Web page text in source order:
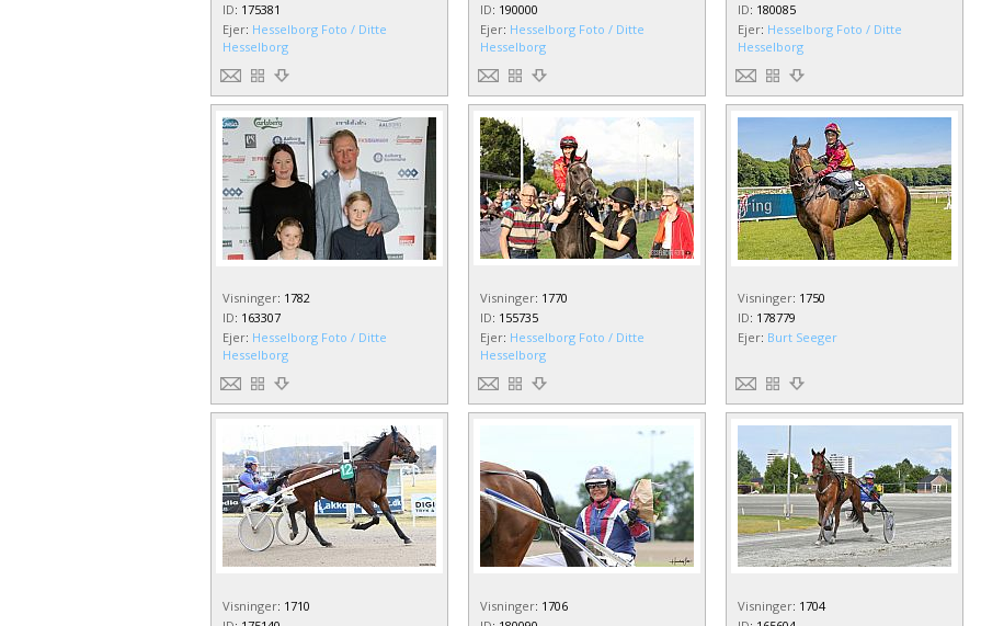
ID: 175381
Ejer: Hesselborg Foto / Ditte
Hesselborg
ID: 190000
Ejer: Hesselborg Foto / Ditte
Hesselborg
ID: 180085
Ejer: Hesselborg Foto / Ditte
Hesselborg
Visninger: 1782
ID: 163307
Ejer: Hesselborg Foto / Ditte
Hesselborg
Visninger: 1770
ID: 155735
Ejer: Hesselborg Foto / Ditte
Hesselborg
Visninger: 1750
ID: 178779
Ejer: Burt Seeger
Visninger: 1710
Visninger: 1706
Visninger: 1704